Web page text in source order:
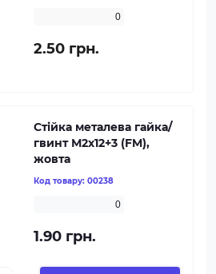
0
2.50 грн.
Стійка металева гайка/
гвинт М2х12+3 (FM),
жовта
Код товару: 00238
0
1.90 грн.